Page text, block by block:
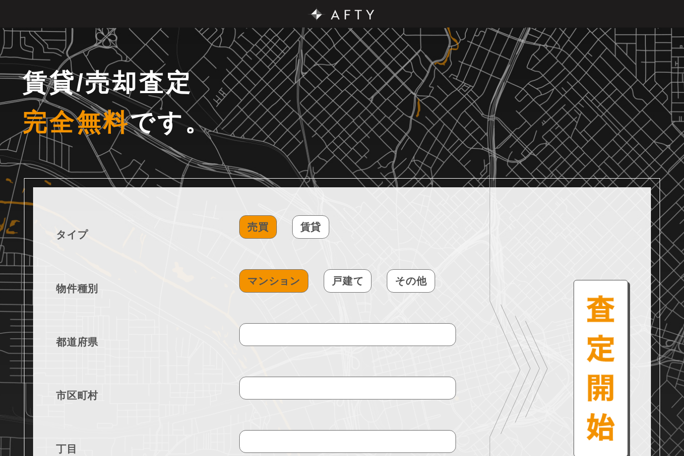
賃貸/売却査定
完全無料です。
タイプ
売買 賃貸
物件種別
マンション 戸建て その他
都道府県
市区町村
丁目